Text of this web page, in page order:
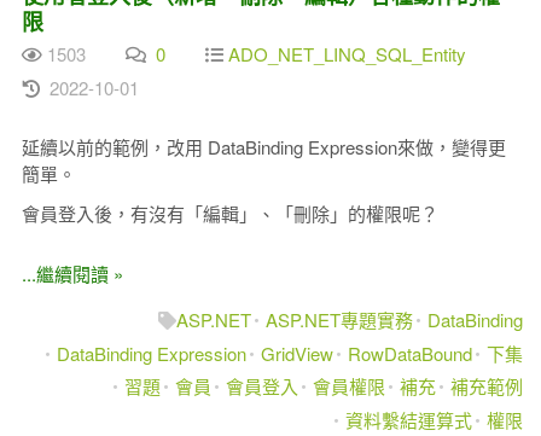
限
1503 0
ADO_NET_LINQ_SQL_Entity
2022-10-01
延續以前的範例，改用 DataBinding Expression來做，變得更
簡單。
會員登入後，有沒有「編輯」、「刪除」的權限呢？
...繼續閱讀 »
ASP.NET ASP.NET專題實務
DataBinding
DataBinding Expression GridView RowDataBound 下集
習題 會員 會員登入 會員權限 補充 補充範例
資料繫結運算式 權限